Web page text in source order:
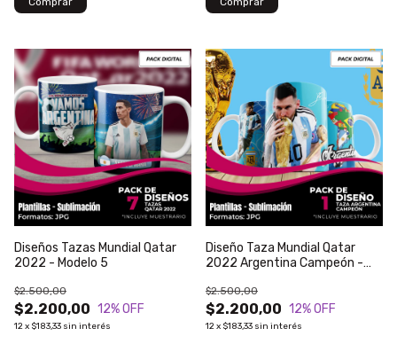
Diseños Tazas Mundial Qatar
2022 - Modelo 5
$2.200,00
$2.500,00
12% OFF
12x $183,33 sin interés
Diseño Taza Mundial Qatar
2022 Argentina Campeón -
$2.200,00
$2.500,00
12% OFF
12x $183,33 sin interés